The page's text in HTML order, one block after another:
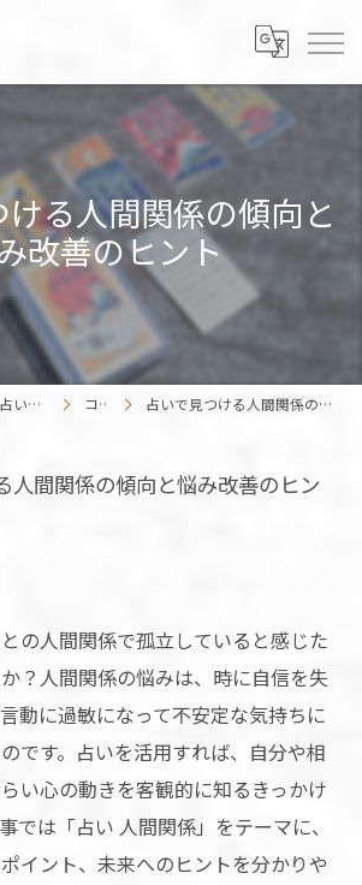
ける人間関係の傾向と
改善のヒント
オンライン販売の占いカードはENISHIWORK コラム 占いで見つける人間関係の傾向と悩み改善のヒント
人間関係の傾向と悩み改善のヒン
の人間関係で孤立していると感じた
？人間関係の悩みは、時に自信を失
動に過敏になって不安定な気持ちに
です。占いを活用すれば、自分や相
い心の動きを客観的に知るきっかけ
では「占い 人間関係」をテーマに、
イント、未来へのヒントを分かりや